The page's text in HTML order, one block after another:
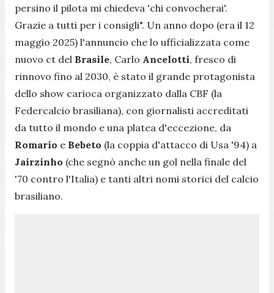
persino il pilota mi chiedeva 'chi convocherai'.
Grazie a tutti per i consigli". Un anno dopo (era il 12
maggio 2025) l'annuncio che lo ufficializzata come
nuovo ct del Brasile, Carlo Ancelotti, fresco di
rinnovo fino al 2030, è stato il grande protagonista
dello show carioca organizzato dalla CBF (la
Federcalcio brasiliana), con giornalisti accreditati
da tutto il mondo e una platea d'eccezione, da
Romario e Bebeto (la coppia d'attacco di Usa '94) a
Jairzinho (che segnò anche un gol nella finale del
'70 contro l'Italia) e tanti altri nomi storici del calcio
brasiliano.